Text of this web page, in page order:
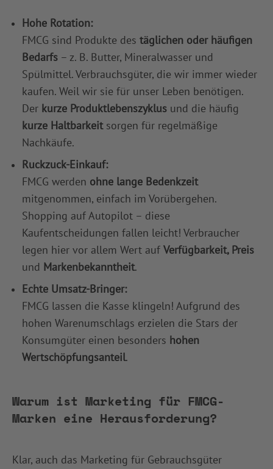
Hohe Rotation:
FMCG sind Produkte des täglichen oder häufigen
Bedarfs – z. B. Butter, Mineralwasser und
Spülmittel. Verbrauchsgüter, die wir immer wieder
kaufen. Weil wir sie für unser Leben benötigen.
Der kurze Produktlebenszyklus und die häufig
kurze Haltbarkeitsorgen für regelmäßige
Nachkäufe.
Ruckzuck-Einkauf:
FMCG werden ohne lange Bedenkzeit
mitgenommen, einfach im Vorübergehen.
Shopping auf Autopilot – diese
Kaufentscheidungen fallen leicht! Verbraucher
legen hier vor allem Wert auf Verfügbarkeit, Preis
und Markenbekanntheit.
Echte Umsatz-Bringer:
FMCG lassen die Kasse klingeln! Aufgrund des
hohen Warenumschlags erzielen die Stars der
Konsumgüter einen besonders hohen
Wertschöpfungsanteil.
Warum ist Marketing für FMCG-
Marken eine Herausforderung?
Klar, auch das Marketing für Gebrauchsgüter